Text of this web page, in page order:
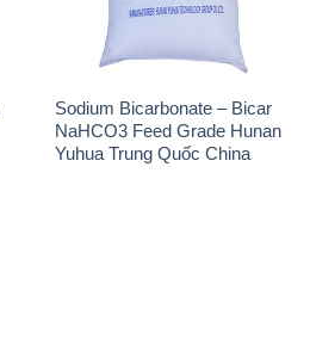
Sodium Bicarbonate – Bicar
NaHCO3 Feed Grade Hunan
Yuhua Trung Quốc China